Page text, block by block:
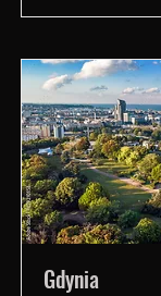
Gdynia